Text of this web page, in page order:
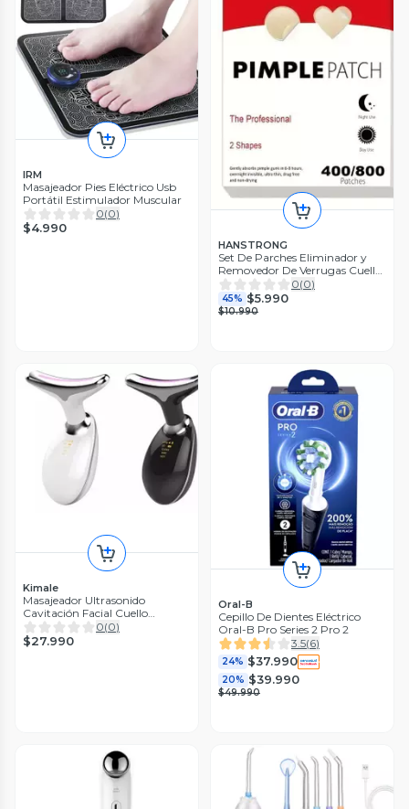
IRM
Masajeador Pies Eléctrico Usb
Portátil Estimulador Muscular
0(0)
$4.990
HANSTRONG
Set De Parches Eliminador y
Removedor De Verrugas Cuello
Rostro
0(0)
45% $5.990
$10.990
Kimale
Masajeador Ultrasonido
Cavitación Facial Cuello
Adelgazante c0(0)
$27.990
Oral-B
Cepillo De Dientes Eléctrico
Oral-B Pro Series 2 Pro 2
3.5(6)
24% $37.990
20% $39.990
$49.990